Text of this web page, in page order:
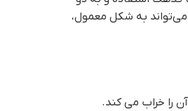
به شکل معمول،
را خراب می کند.